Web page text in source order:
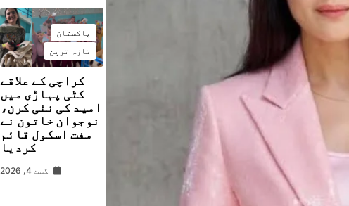
پاکستان
تازہ ترین
کراچی کے علاقے
کٹی پہاڑی میں
امید کی نئی کرن،
نوجوان خاتون نے
مفت اسکول قائم
کردیا
اگست 4, 2026